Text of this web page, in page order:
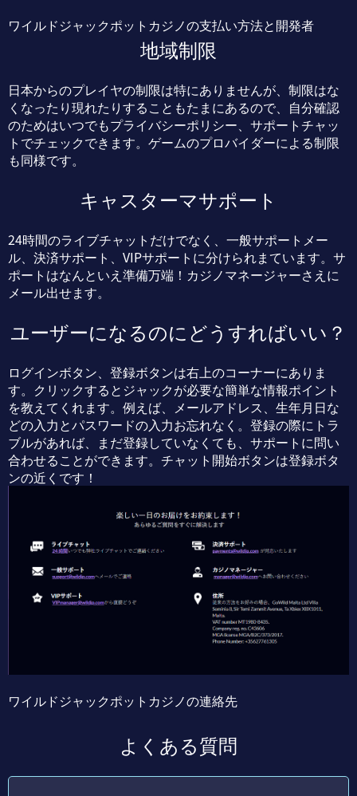
ワイルドジャックポットカジノの支払い方法と開発者
地域制限
日本からのプレイヤの制限は特にありませんが、制限はな
くなったり現れたりすることもたまにあるので、自分確認
のためはいつでもプライバシーポリシー、サポートチャッ
トでチェックできます。ゲームのプロバイダーによる制限
も同様です。
キャスターマサポート
24時間のライブチャットだけでなく、一般サポートメー
ル、決済サポート、VIPサポートに分けられまています。サ
ポートはなんといえ準備万端！カジノマネージャーさえに
メール出せます。
ユーザーになるのにどうすればいい？
ログインボタン、登録ボタンは右上のコーナーにありま
す。クリックするとジャックが必要な簡単な情報ポイント
を教えてくれます。例えば、メールアドレス、生年月日な
どの入力とパスワードの入力お忘れなく。登録の際にトラ
ブルがあれば、まだ登録していなくても、サポートに問い
合わせることができます。チャット開始ボタンは登録ボタ
ンの近くです！
ワイルドジャックポットカジノの連絡先
よくある質問